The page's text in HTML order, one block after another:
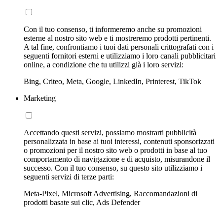
Con il tuo consenso, ti informeremo anche su promozioni
esterne al nostro sito web e ti mostreremo prodotti pertinenti.
A tal fine, confrontiamo i tuoi dati personali crittografati con i
seguenti fornitori esterni e utilizziamo i loro canali pubblicitari
online, a condizione che tu utilizzi già i loro servizi:
Bing, Criteo, Meta, Google, LinkedIn, Printerest, TikTok
Marketing
Accettando questi servizi, possiamo mostrarti pubblicità
personalizzata in base ai tuoi interessi, contenuti sponsorizzati
o promozioni per il nostro sito web o prodotti in base al tuo
comportamento di navigazione e di acquisto, misurandone il
successo. Con il tuo consenso, su questo sito utilizziamo i
seguenti servizi di terze parti:
Meta-Pixel, Microsoft Advertising, Raccomandazioni di
prodotti basate sui clic, Ads Defender